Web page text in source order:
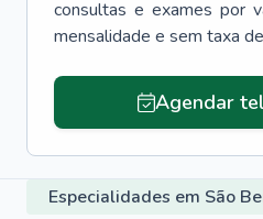
consultas e exames por
mensalidade e sem taxa
Agendar
Especialidades em São